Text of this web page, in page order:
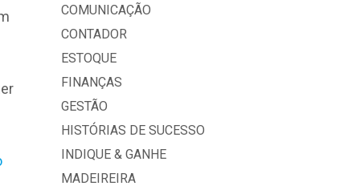
COMUNICAÇÃO
CONTADOR
ESTOQUE
FINANÇAS
GESTÃO
HISTÓRIAS DE SUCESSO
INDIQUE & GANHE
MADEIREIRA